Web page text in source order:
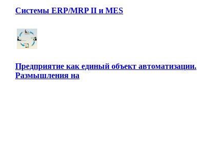
Системы ERP/MRP II и MES
Предприятие как единый объект автоматизации.
Размышления на